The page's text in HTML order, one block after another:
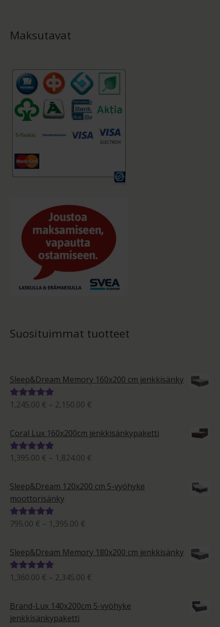
Maksutavat
Suosituimmat tuotteet
Sleep&Dream Memory 160x200 cm jenkkisänky
Arvostelu
1,245.00 € – 2,150.00 €
2,150.00 €
Coral Lux 160x200cm jenkkisänkypaketti
Arvostelu
5.00
/ 5
1,395.00 € – 1,824.00 €
-
1,824.00 €
Sleep&Dream 120x200 cm 5-vyöhyke
moottorisänky
Arvostelu
5.00
/ 5
795.00 € – 1,395.00 €
1,395.00 €
Sleep&Dream Memory 180x200 cm jenkkisänky
Arvostelu
5.00
/ 5
1,360.00 € – 2,345.00 €
-
2,345.00 €
Brand-Lux 140x200cm 5-vyöhyke
jenkkisänkypaketti